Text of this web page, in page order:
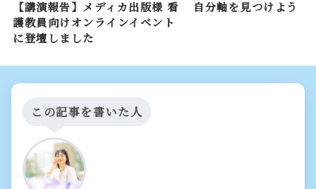
【講演報告】メディカ出版様 看
護教員向けオンラインイベント
に登壇しました
自分軸を見つけよう
この記事を書いた人